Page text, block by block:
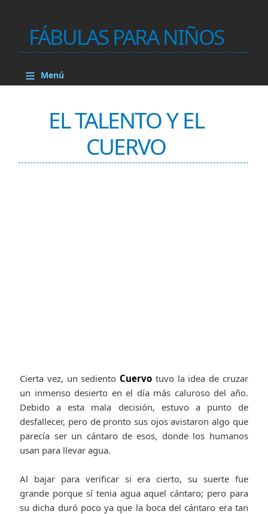
FÁBULAS PARA NIÑOS
≡ Menú
EL TALENTO Y EL
CUERVO
Cierta vez, un sediento Cuervo tuvo la idea de cruzar
un inmenso desierto en el día más caluroso del año.
Debido a esta mala decisión, estuvo a punto de
desfallecer, pero de pronto sus ojos avistaron algo que
parecía ser un cántaro de esos, donde los humanos
usan para llevar agua.
Al bajar para verificar si era cierto, su suerte fue
grande porque sí tenia agua aquel cántaro; pero para
su dicha duró poco ya que la boca del cántaro era tan